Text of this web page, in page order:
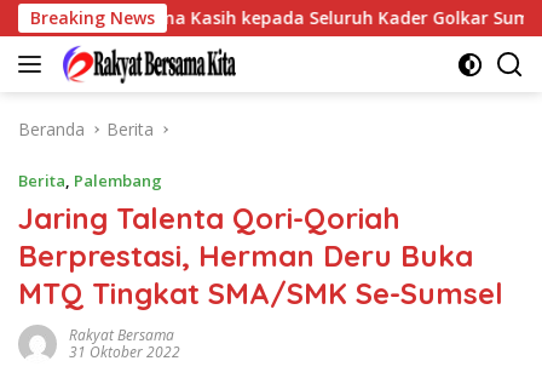
Langsung
ke
konten
Breaking News
Terima Kasih kepada Seluruh Kader Golkar Sumsel
Beranda Berita
Berita, Palembang
Jaring Talenta Qori-Qoriah
Berprestasi, Herman Deru Buka
MTQ Tingkat SMA/SMK Se-Sumsel
Rakyat Bersama
31 Oktober 2022